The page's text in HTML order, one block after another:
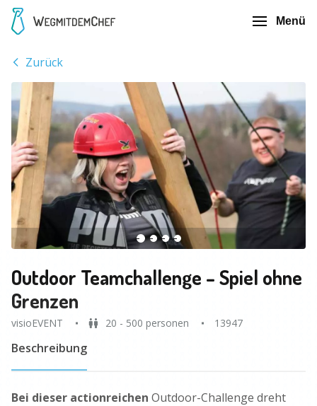
Menü
Zurück
Outdoor Teamchallenge – Spiel ohne
Grenzen
visioEVENT 20 - 500 personen 13947
Beschreibung
Bei dieser actionreichen Outdoor-Challenge dreht